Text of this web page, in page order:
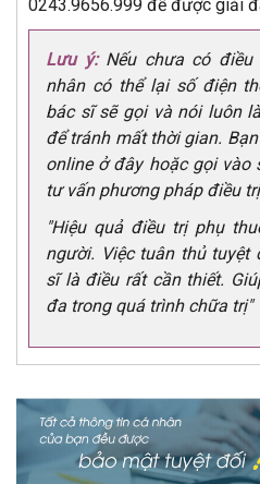
0243.9656.999 để được giải
Lưu ý:Nếu chưa có điều
nhân có thể lại số điện
bác sĩ sẽ gọi và nói luôn
để tránh mất thời gian.
online ở đây hoặc gọi vào
tư vấn phương pháp điều
"Hiệu quả điều trị phụ
người. Việc tuân thủ tuyệt
sĩ là điều rất cần thiết.
đa trong quá trình chữa trị"